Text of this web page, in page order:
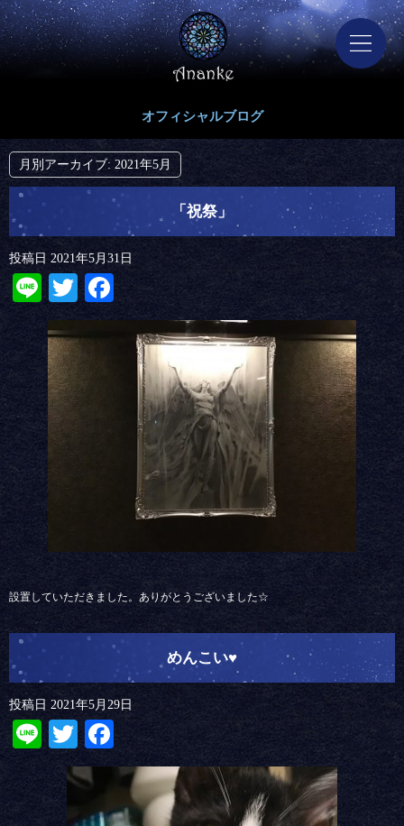
オフィシャルブログ
月別アーカイブ: 2021年5月
「祝祭」
投稿日 2021年5月31日
LineTwitter
Facebook
設置していただきました。ありがとうございました☆
めんこい♥︎
投稿日 2021年5月29日
LineTwitter
Facebook